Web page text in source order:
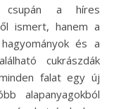
csupán a híres
ismert, hanem a
és a
cukrászdák
falat egy új
alapanyagokból